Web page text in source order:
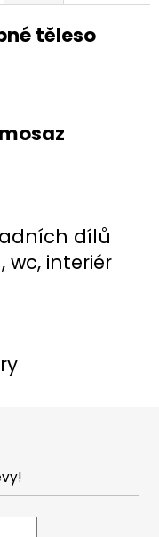
těleso
mosaz
dílů
wc, interiér